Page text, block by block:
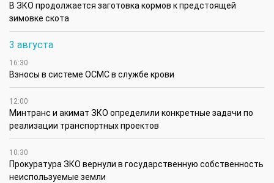
В ЗКО продолжается заготовка кормов к предстоящей
зимовке скота
3 августа
16:30
Взносы в системе ОСМС в службе крови
12:00
Минтранс и акимат ЗКО определили конкретные задачи по
реализации транспортных проектов
10:30
Прокуратура ЗКО вернули в государственную собственность
неиспользуемые земли